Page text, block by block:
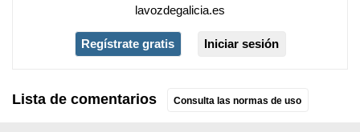
lavozdegalicia.es
Regístrate gratis Iniciar sesión
Lista de comentarios Consulta las normas de uso